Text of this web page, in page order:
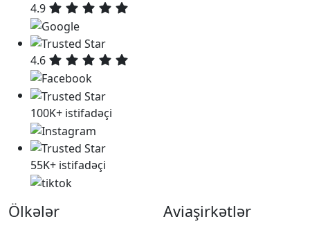
4.9
4.6
100K+ istifadəçi
55K+ istifadəçi
Ölkələr Aviaşirkətlər